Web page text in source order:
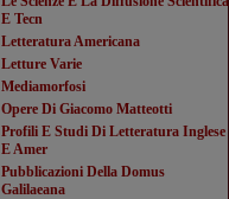
E Tecn
Letteratura Americana
Letture Varie
Mediamorfosi
Opere Di Giacomo Matteotti
Profili E Studi Di Letteratura Inglese
E Amer
Pubblicazioni Della Domus
Galilaeana